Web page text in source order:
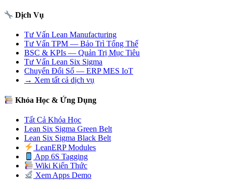
Dịch Vụ
Tư Vấn Lean Manufacturing
Tư Vấn TPM — Bảo Trì Tổng Thể
BSC & KPIs — Quản Trị Mục Tiêu
Tư Vấn Lean Six Sigma
Chuyển Đổi Số — ERP MES IoT
→ Xem tất cả dịch vụ
Khóa Học & Ứng Dụng
Tất Cả Khóa Học
Lean Six Sigma Green Belt
Lean Six Sigma Black Belt
LeanERP Modules
App 6S Tagging
Wiki Kiến Thức
Xem Apps Demo